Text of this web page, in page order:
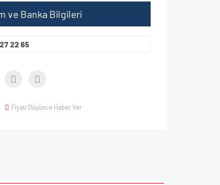
ve Banka Bilgileri
22 65
Fiyatı Düşünce Haber Ver